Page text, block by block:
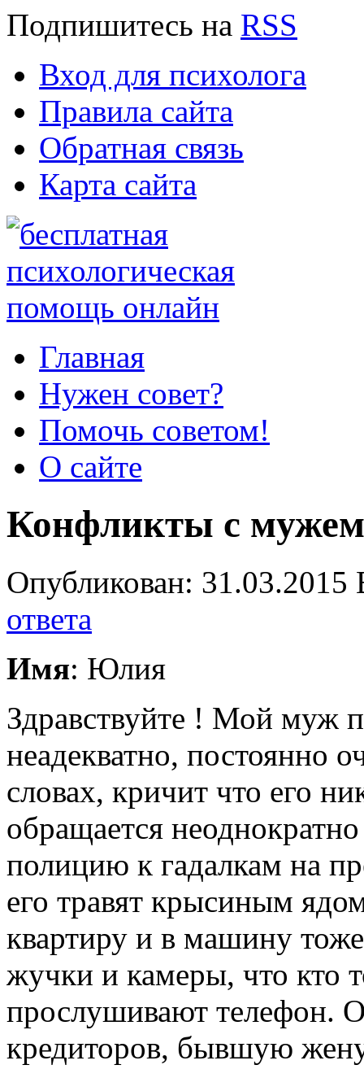
Подпишитесь на RSS
Вход для психолога
Правила сайта
Обратная связь
Карта сайта
Главная
Нужен совет?
Помочь советом!
О сайте
Конфликты с мужем
Опубликован:
ответа
Имя: Юлия
Здравствуйте ! Мой муж
неадекватно, постоянно
словах, кричит что его
обращается
полицию к гадалкам на
его травят крысиным
квартиру и в машину
жучки и камеры, что кто
прослушивают телефон.
кредиторов, бывшую